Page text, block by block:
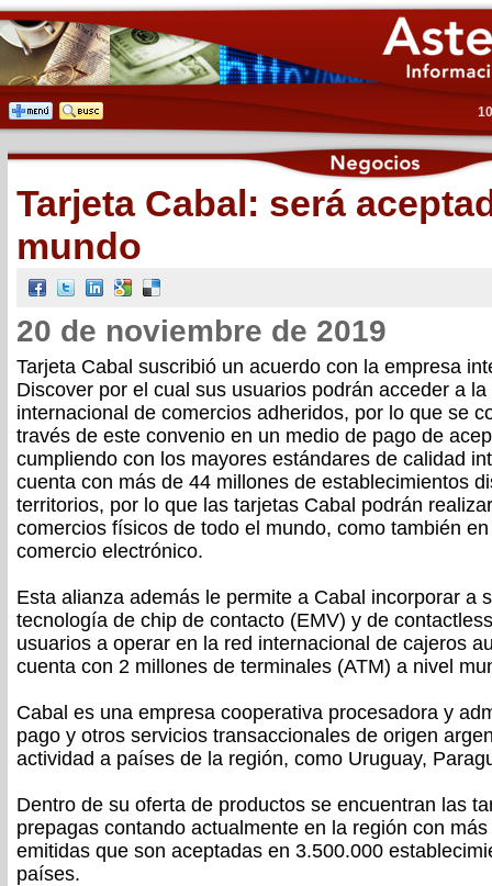
Tarjeta Cabal: será
mundo
20 de noviembre de 2019
Tarjeta Cabal suscribió un acuerdo con la empresa
Discover por el cual sus usuarios podrán acceder a
internacional de comercios adheridos, por lo que se
través de este convenio en un medio de pago de
cumpliendo con los mayores estándares de calidad
cuenta con más de 44 millones de establecimientos
territorios, por lo que las tarjetas Cabal podrán
comercios físicos de todo el mundo, como también
comercio electrónico.
Esta alianza además le permite a Cabal incorporar a
tecnología de chip de contacto (EMV) y de
usuarios a operar en la red internacional de cajeros
cuenta con 2 millones de terminales (ATM) a nivel
Cabal es una empresa cooperativa procesadora y
pago y otros servicios transaccionales de origen
actividad a países de la región, como Uruguay,
Dentro de su oferta de productos se encuentran las
prepagas contando actualmente en la región con
emitidas que son aceptadas en 3.500.000
países.